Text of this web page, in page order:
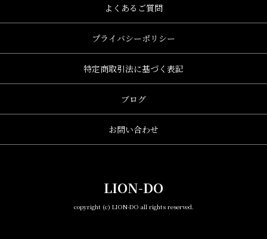
よくあるご質問
プライバシーポリシー
特定商取引法に基づく表記
ブログ
お問い合わせ
LION-DO
copyright (c) LION-DO all rights reserved.